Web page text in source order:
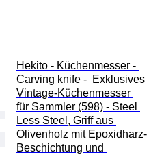
Hekito - Küchenmesser -
Carving knife -  Exklusives
Vintage-Küchenmesser
für Sammler (598) - Steel
Less Steel, Griff aus
Olivenholz mit Epoxidharz-
Beschichtung und